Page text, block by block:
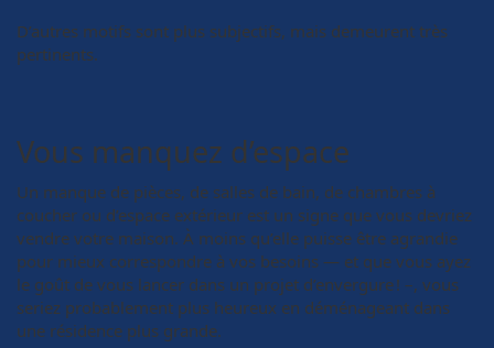
D’autres motifs sont plus subjectifs, mais demeurent très
pertinents.
Vous manquez d’espace
Un manque de pièces, de salles de bain, de chambres à
coucher ou d’espace extérieur est un signe que vous devriez
vendre votre maison. À moins qu’elle puisse être agrandie
pour mieux correspondre à vos besoins — et que vous ayez
le goût de vous lancer dans un projet d’envergure ! –, vous
seriez probablement plus heureux en déménageant dans
une résidence plus grande.